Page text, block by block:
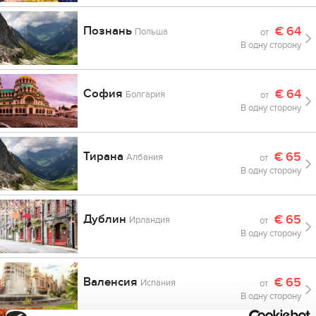
Познань Польша от €64
В одну сторону
София Болгария от €64
В одну сторону
ТиранаАлбания от €65
В одну сторону
Дублин Ирландия от €65
В одну сторону
Валенсия Испания от €65
В одну сторону